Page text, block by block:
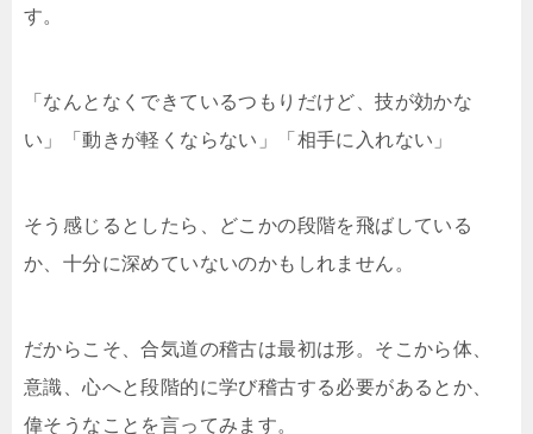
す。
「なんとなくできているつもりだけど、技が効かな
い」「動きが軽くならない」「相手に入れない」
そう感じるとしたら、どこかの段階を飛ばしている
か、十分に深めていないのかもしれません。
だからこそ、合気道の稽古は最初は形。そこから体、
意識、心へと段階的に学び稽古する必要があるとか、
偉そうなことを言ってみます。